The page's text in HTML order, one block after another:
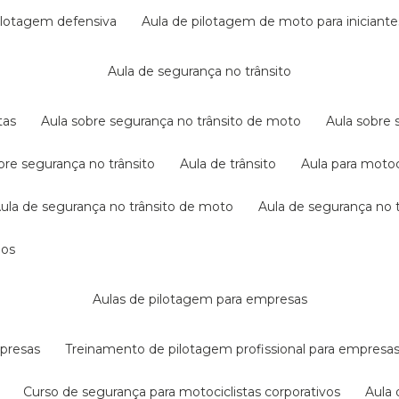
defensiva aula de pilotagem de moto para
aula de segurança no trânsito
aula sobre segurança no trânsito de moto aula
segurança no trânsito aula de trânsito aula para
aula de segurança no trânsito de moto aula de segurança
aulas de pilotagem para empresas
treinamento de pilotagem profissional para
curso de segurança para motociclistas corporativos